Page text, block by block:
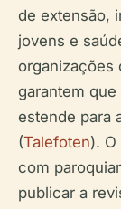
de extensão,
jovens e
organizações
garantem
estende para
(Talefoten). O
com
publicar a